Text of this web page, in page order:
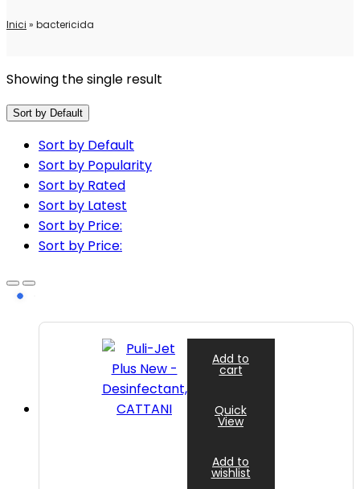
Inici » bactericida
Showing the single result
Sort by Default
Sort by Default
Sort by Popularity
Sort by Rated
Sort by Latest
Sort by Price:
Sort by Price:
Add to
cart
Quick
View
Add to
wishlist